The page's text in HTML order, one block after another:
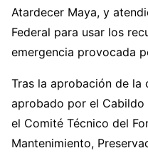
Atardecer Maya, y
Federal para usar los
emergencia provocada
Tras la aprobación de
aprobado por el
el Comité Técnico del
Mantenimiento,